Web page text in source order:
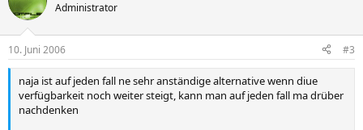
t
v
e
S
t
v
e
S
Administrator
10. Juni 2006 #3
naja ist auf jeden fall ne sehr anständige alternative wenn diue
verfügbarkeit noch weiter steigt, kann man auf jeden fall ma drüber
nachdenken